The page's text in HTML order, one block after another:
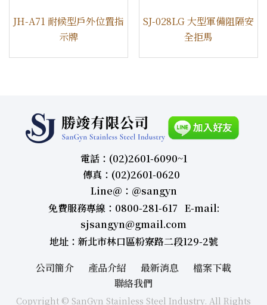
JH-A71 耐候型戶外位置指
示牌
SJ-028LG 大型軍備阻隔安
全拒馬
電話：(02)2601-6090~1
傳真：(02)2601-0620
Line＠：＠sangyn
免費服務專線：0800-281-617 E-mail:
sjsangyn@gmail.com
地址：新北市林口區粉寮路二段129-2號
公司簡介
產品介紹 最新消息
檔案下載
聯絡我們
Copyright © SanGyn Stainless Steel Industry. All Rights